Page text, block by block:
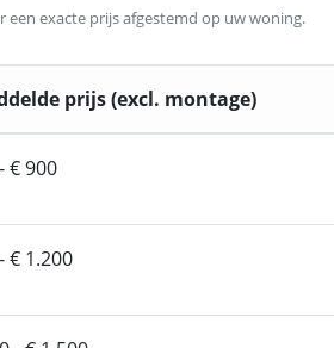
exacte prijs afgestemd op uw woning.
prijs (excl. montage)
€ 900
€ 1.200